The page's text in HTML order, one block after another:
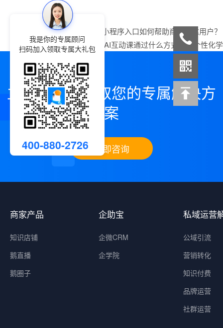
上一篇：
小鹅通小程序入口如何帮助商家触达用户？
下一篇：小鹅通AI互动课通过什么方式实现个性化
立即咨询，领取您的专属解决方
案
立即咨询
商家产品
知识店铺
鹅直播
鹅圈子
企助宝
企微CRM
企学院
私域运营
公域引流
营销转化
知识付费
品牌运营
社群运营
我是你的专属顾问
扫码加入领取专属大礼包
400-880-2726